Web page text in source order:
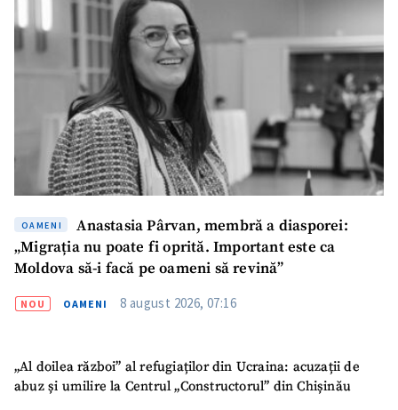
OAMENI
Anastasia Pârvan, membră a diasporei:
„Migrația nu poate fi oprită. Important este ca
Moldova să-i facă pe oameni să revină”
NOU OAMENI 8 august 2026, 07:16
„Al doilea război” al refugiaților din Ucraina: acuzații de
abuz și umilire la Centrul „Constructorul” din Chișinău